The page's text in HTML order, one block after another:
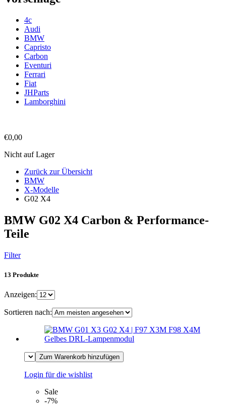
4c
Audi
BMW
Capristo
Carbon
Eventuri
Ferrari
Fiat
JHParts
Lamborghini
€0,00
Nicht auf Lager
Zurück zur Übersicht
BMW
X-Modelle
G02 X4
BMW G02 X4 Carbon & Performance-
Teile
Filter
13 Produkte
Anzeigen:
Sortieren nach:
Zum Warenkorb hinzufügen
Login für die wishlist
Sale
-7%